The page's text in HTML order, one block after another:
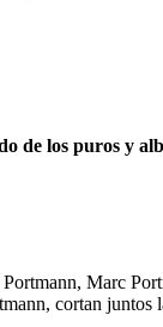
los puros y